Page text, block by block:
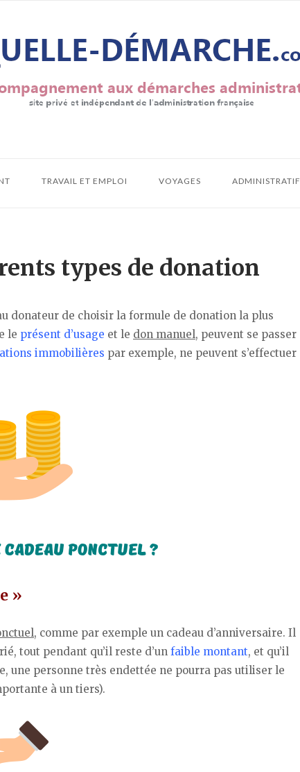
TRAVAIL ET EMPLOI VOYAGES ADMINISTRATIF
types de donation
donateur de choisir la formule de donation la plus
le présent d’usage et le don manuel, peuvent se passer
immobilières par exemple, ne peuvent s’effectuer
»
, comme par exemple un cadeau d’anniversaire. Il
tout pendant qu’il reste d’un faible montant, et qu’il
une personne très endettée ne pourra pas utiliser le
à un tiers).